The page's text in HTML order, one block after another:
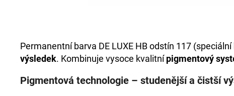
Permanentní barva DE LUXE HB odstín 117
výsledek. Kombinuje vysoce kvalitnípigmentový
Pigmentová technologie – studenější a čistší